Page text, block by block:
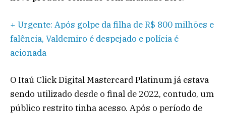
+ Urgente: Após golpe da filha de R$ 800 milhões e
falência, Valdemiro é despejado e polícia é
acionada
O Itaú Click Digital Mastercard Platinum já estava
sendo utilizado desde o final de 2022, contudo, um
público restrito tinha acesso. Após o período de